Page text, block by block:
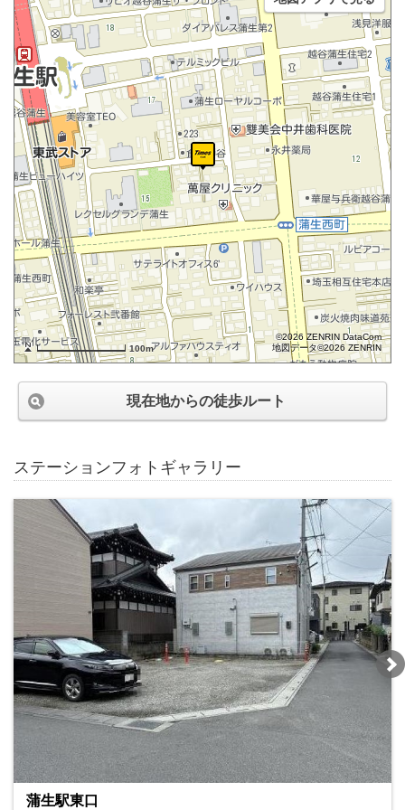
100m
©2026 ZENRIN DataCom
地図データ©2026 ZENRIN
現在地からの徒歩ルート
ステーションフォトギャラリー
蒲生駅東口